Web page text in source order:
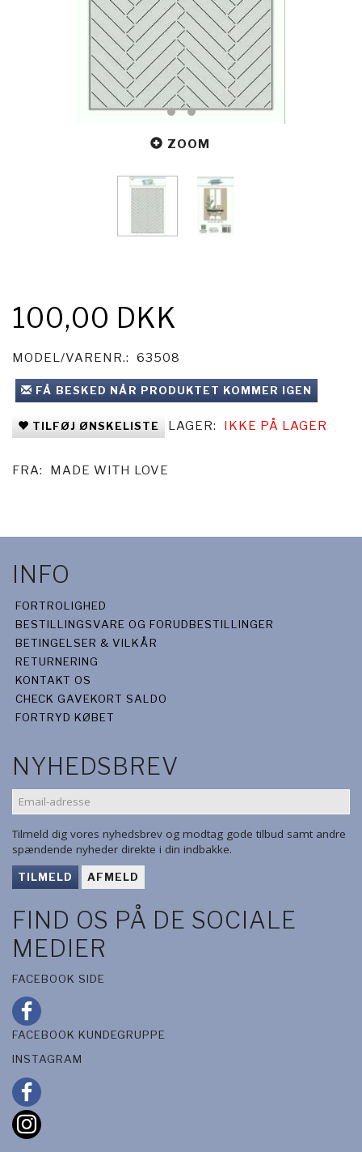
ZOOM
100,00 DKK
MODEL/VARENR.: 63508
FÅ BESKED NÅR PRODUKTET KOMMER IGEN
TILFØJ ØNSKELISTE LAGER: IKKE PÅ LAGER
FRA: MADE WITH LOVE
INFO
FORTROLIGHED
BESTILLINGSVARE OG FORUDBESTILLINGER
BETINGELSER & VILKÅR
RETURNERING
KONTAKT OS
CHECK GAVEKORT SALDO
FORTRYD KØBET
NYHEDSBREV
EMAIL-
ADRESSE
Tilmeld dig vores nyhedsbrev og modtag gode tilbud samt andre
spændende nyheder direkte i din indbakke.
TILMELD AFMELD
FIND OS PÅ DE SOCIALE
MEDIER
FACEBOOK SIDE
FACEBOOK KUNDEGRUPPE
INSTAGRAM